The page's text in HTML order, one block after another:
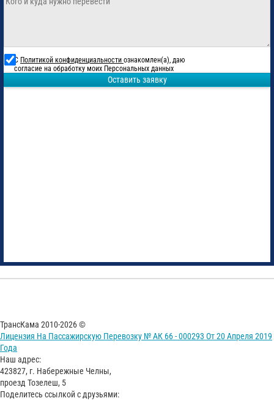
С Политикой конфиденциальности ознакомлен(а), даю
согласие на обработку моих Персональных данных
Оставить заявку
ТрансКама 2010-2026 ©
Лицензия На Пассажирскую Перевозку № АК 66 - 000293 От 20 Апреля 2019
Года
Наш адрес:
423827, г. Набережные Челны,
проезд Тозелеш, 5
Поделитесь ссылкой с друзьями: